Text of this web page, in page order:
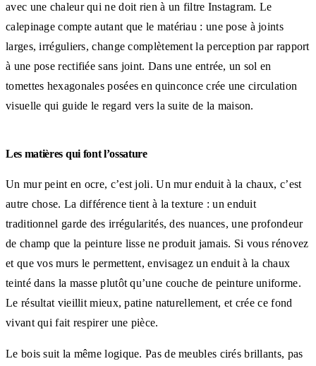
avec une chaleur qui ne doit rien à un filtre Instagram. Le
calepinage compte autant que le matériau : une pose à joints
larges, irréguliers, change complètement la perception par rapport
à une pose rectifiée sans joint. Dans une entrée, un sol en
tomettes hexagonales posées en quinconce crée une circulation
visuelle qui guide le regard vers la suite de la maison.
Les matières qui font l’ossature
Un mur peint en ocre, c’est joli. Un mur enduit à la chaux, c’est
autre chose. La différence tient à la texture : un enduit
traditionnel garde des irrégularités, des nuances, une profondeur
de champ que la peinture lisse ne produit jamais. Si vous rénovez
et que vos murs le permettent, envisagez un enduit à la chaux
teinté dans la masse plutôt qu’une couche de peinture uniforme.
Le résultat vieillit mieux, patine naturellement, et crée ce fond
vivant qui fait respirer une pièce.
Le bois suit la même logique. Pas de meubles cirés brillants, pas